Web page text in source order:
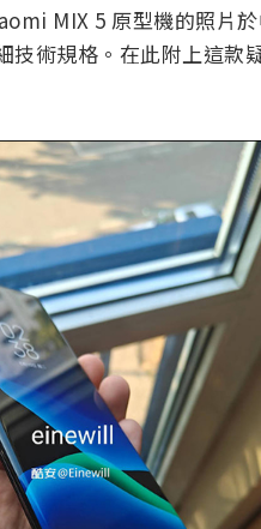
MIX 5 原型機的照片
技術規格。在此附上這